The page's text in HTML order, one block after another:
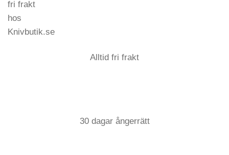
Alltid fri frakt
30 dagar ångerrätt